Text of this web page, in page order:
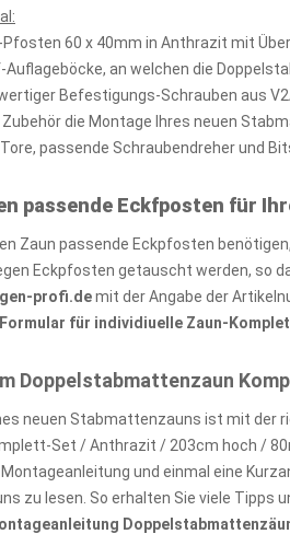
Pfosten 60 x 40mm in Anthrazit mit
an welchen die
Befestigungs-Schrauben aus
die Montage Ihres neuen
passende Schraubendreher und
passende Eckfposten für
Zaun passende Eckpfosten
Eckpfosten getauscht werden, so
profi.demit der Angabe der
für individiuelle Zaun-
Doppelstabmattenzaun
neuen Stabmattenzauns ist mit der
Set / Anthrazit / 203cm hoch /
und einmal eine
zu lesen. So erhalten Sie viele Tipps